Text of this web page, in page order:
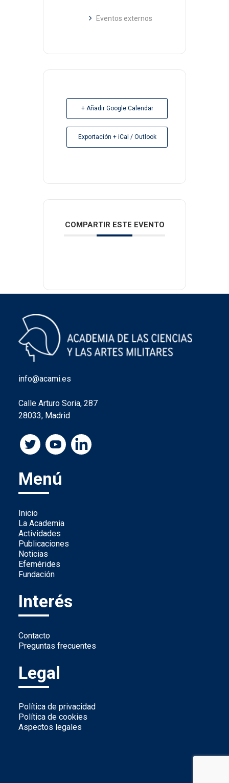
Eventos externos
+ Añadir Google Calendar
Exportación + iCal / Outlook
COMPARTIR ESTE EVENTO
info@acami.es
Calle Arturo Soria, 287
28033, Madrid
Menú
Inicio
La Academia
Actividades
Publicaciones
Noticias
Efemérides
Fundación
Interés
Contacto
Preguntas frecuentes
Legal
Política de privacidad
Política de cookies
Aspectos legales